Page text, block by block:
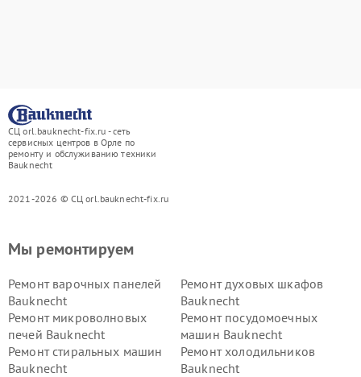
СЦ orl.bauknecht-fix.ru - сеть
сервисных центров в Орле по
ремонту и обслуживанию техники
Bauknecht
2021-2026 © СЦ orl.bauknecht-fix.ru
Мы ремонтируем
Ремонт варочных панелей
Bauknecht
Ремонт духовых шкафов
Bauknecht
Ремонт микроволновых
печей Bauknecht
Ремонт посудомоечных
машин Bauknecht
Ремонт стиральных машин
Bauknecht
Ремонт холодильников
Bauknecht